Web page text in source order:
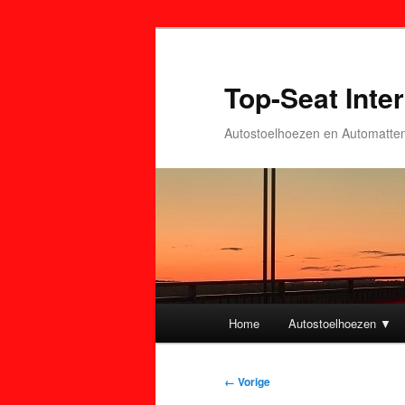
Top-Seat
Autostoelhoezen en
Spring
Spring
Home Autostoelhoezen ▼
Afbeeldingsnavigatie
← Vorige